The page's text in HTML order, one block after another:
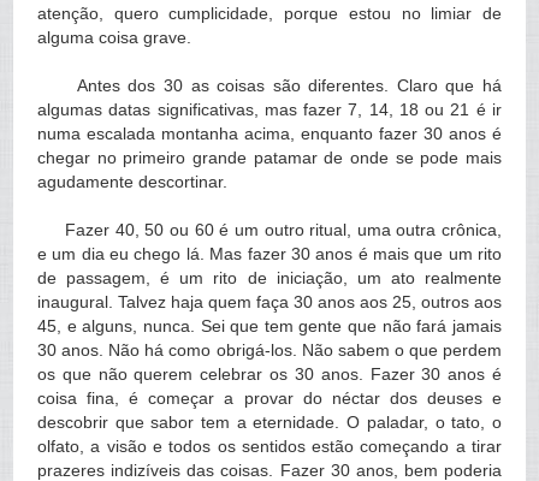
atenção, quero cumplicidade, porque estou no limiar de
alguma coisa grave.
Antes dos 30 as coisas são diferentes. Claro que há
algumas datas significativas, mas fazer 7, 14, 18 ou 21 é ir
numa escalada montanha acima, enquanto fazer 30 anos é
chegar no primeiro grande patamar de onde se pode mais
agudamente descortinar.
Fazer 40, 50 ou 60 é um outro ritual, uma outra crônica,
e um dia eu chego lá. Mas fazer 30 anos é mais que um rito
de passagem, é um rito de iniciação, um ato realmente
inaugural. Talvez haja quem faça 30 anos aos 25, outros aos
45, e alguns, nunca. Sei que tem gente que não fará jamais
30 anos. Não há como obrigá-los. Não sabem o que perdem
os que não querem celebrar os 30 anos. Fazer 30 anos é
coisa fina, é começar a provar do néctar dos deuses e
descobrir que sabor tem a eternidade. O paladar, o tato, o
olfato, a visão e todos os sentidos estão começando a tirar
prazeres indizíveis das coisas. Fazer 30 anos, bem poderia